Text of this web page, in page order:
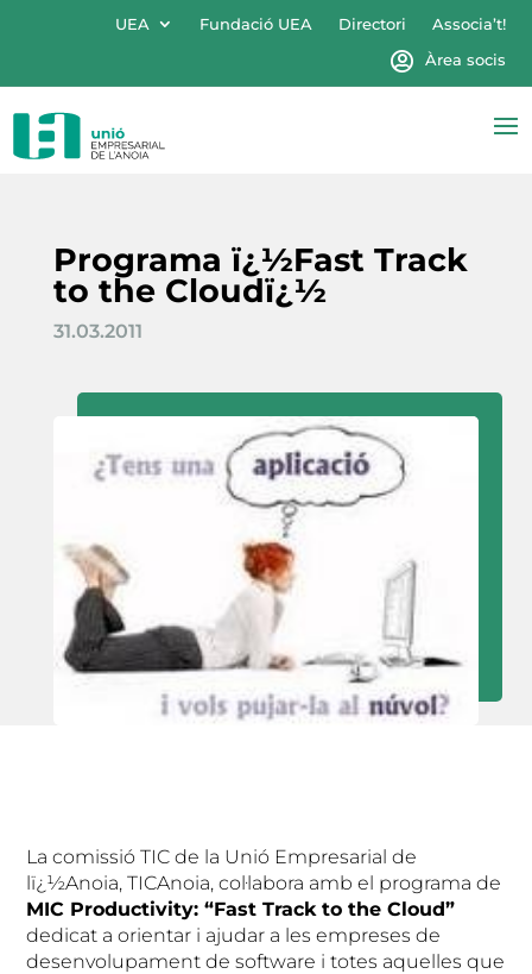
UEA Fundació UEA Directori
Associa’t!
Àrea socis
Programa ï¿½Fast Track
to the Cloudï¿½
31.03.2011
La comissió TIC de la Unió Empresarial de
lï¿½Anoia, TICAnoia, col·labora amb el programa de
MIC Productivity: “Fast Track to the Cloud”
dedicat a orientar i ajudar a les empreses de
desenvolupament de software i totes aquelles que